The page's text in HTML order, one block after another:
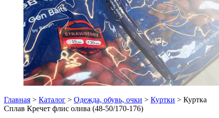
Главная > Каталог > Одежда, обувь, очки > Куртки > Куртка
Сплав Кречет флис олива (48-50/170-176)